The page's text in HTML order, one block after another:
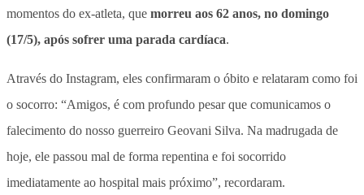
momentos do ex-atleta, que morreu aos 62 anos, no domingo
(17/5), após sofrer uma parada cardíaca.
Através do Instagram, eles confirmaram o óbito e relataram como foi
o socorro: “Amigos, é com profundo pesar que comunicamos o
falecimento do nosso guerreiro Geovani Silva. Na madrugada de
hoje, ele passou mal de forma repentina e foi socorrido
imediatamente ao hospital mais próximo”, recordaram.